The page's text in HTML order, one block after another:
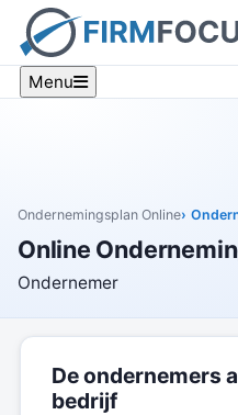
Menu
Ondernemingsplan Online
Online
Ondernemer
De ondernemers
bedrijf